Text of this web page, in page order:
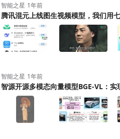
智能之星 1年前
腾讯混元上线图生视频模型，我们用
智能之星 1年前
智源开源多模态向量模型BGE-VL：